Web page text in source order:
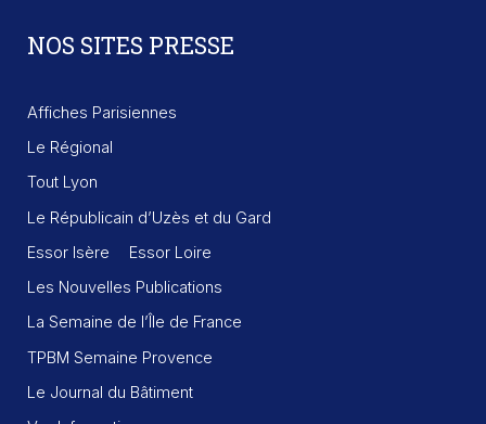
NOS SITES PRESSE
Affiches Parisiennes
Le Régional
Tout Lyon
Le Républicain d’Uzès et du Gard
Essor Isère
Essor Loire
Les Nouvelles Publications
La Semaine de l’Île de France
TPBM Semaine Provence
Le Journal du Bâtiment